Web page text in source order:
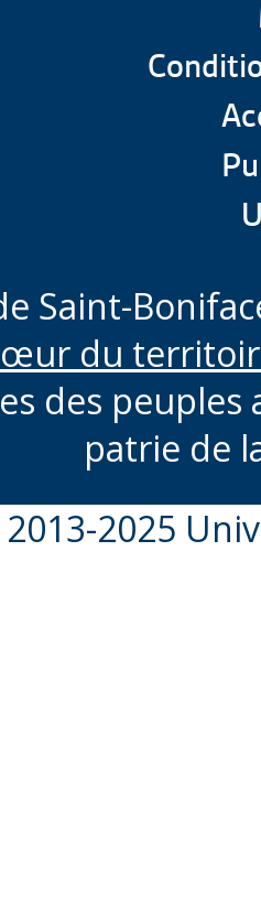
Saint-
du
des peuples
patrie de
2025